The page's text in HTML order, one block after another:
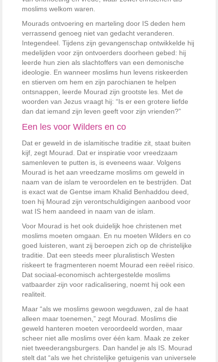
moslims welkom waren.
Mourads ontvoering en marteling door IS deden hem
verrassend genoeg niet van gedacht veranderen.
Integendeel. Tijdens zijn gevangenschap ontwikkelde hij
medelijden voor zijn ontvoerders doorheen gebed: hij
leerde hun zien als slachtoffers van een demonische
ideologie. En wanneer moslims hun levens riskeerden
en stierven om hem en zijn parochianen te helpen
ontsnappen, leerde Mourad zijn grootste les. Met de
woorden van Jezus vraagt hij: “Is er een grotere liefde
dan dat iemand zijn leven geeft voor zijn vrienden?”
Een les voor Wilders en co
Dat er geweld in de islamitische traditie zit, staat buiten
kijf, zegt Mourad. Dat er inspiratie voor vreedzaam
samenleven te putten is, is eveneens waar. Volgens
Mourad is het aan vreedzame moslims om geweld in
naam van de islam te veroordelen en te bestrijden. Dat
is exact wat de Gentse imam Khalid Benhaddou deed,
toen hij Mourad zijn verontschuldigingen aanbood voor
wat IS hem aandeed in naam van de islam.
Voor Mourad is het ook duidelijk hoe christenen met
moslims moeten omgaan. En nu moeten Wilders en co
goed luisteren, want zij beroepen zich op de christelijke
traditie. Dat een steeds meer pluralistisch Westen
riskeert te fragmenteren noemt Mourad een reëel risico.
Dat sociaal-economisch achtergestelde moslims
vatbaarder zijn voor radicalisering, noemt hij ook een
realiteit.
Maar “als we moslims gewoon wegduwen, zal de haat
alleen maar toenemen,” zegt Mourad. Moslims die
geweld hanteren moeten veroordeeld worden, maar
scheer niet alle moslims over één kam. Maak ze zeker
niet tweederangsburgers. Dan handel je als IS. Mourad
stelt dat “als we het christelijke getuigenis van universele